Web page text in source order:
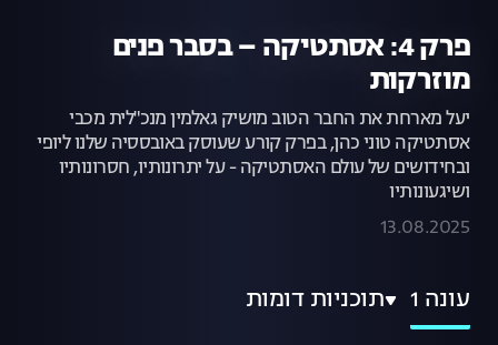
פרק 4: אסתטיקה – בסבר פנים
מוזרקות
יעל מארחת את החבר הטוב מושיק גאלמין מנכ"לית מכבי
אסתטיקה טוני כהן, בפרק קורע שעוסק באובססיה שלנו ליופי
ובחידושים של עולם האסתטיקה - על יתרונותיו, חסרונותיו
ושיגעונותיו
13.08.2025
עונה 1 תוכניות דומות